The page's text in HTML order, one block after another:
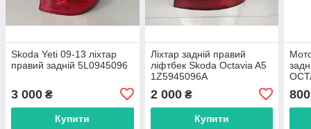
Skoda Yeti 09-13 ліхтар
правий задній 5L0945096
3 000 ₴
Купити
Ліхтар задній правий
ліфтбек Skoda Octavia A5
1Z5945096A
2 000₴
Купити
800